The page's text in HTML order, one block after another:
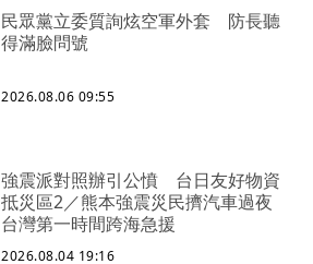
民眾黨立委質詢炫空軍外套 防長聽
得滿臉問號
2026.08.06 09:55
強震派對照辦引公憤 台日友好物資
抵災區2／熊本強震災民擠汽車過夜
台灣第一時間跨海急援
2026.08.04 19:16